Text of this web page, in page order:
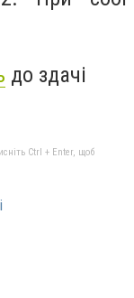
до здачі
Ctrl + Enter, щоб